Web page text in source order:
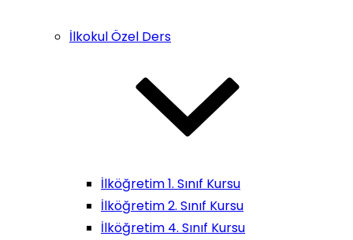
İlkokul Özel Ders
İlköğretim 1. Sınıf Kursu
İlköğretim 2. Sınıf Kursu
İlköğretim 4. Sınıf Kursu